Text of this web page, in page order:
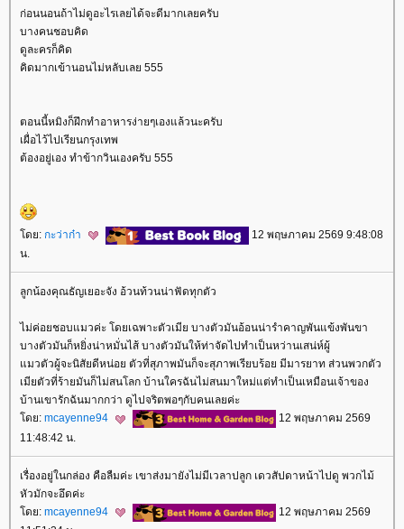
ก่อนนอนถ้าไม่ดูอะไรเลยได้จะดีมากเลยครับ
บางคนชอบคิด
ดูละครก็คิด
คิดมากเข้านอนไม่หลับเลย 555
ตอนนี้หมิงก็ฝึกทำอาหารง่ายๆเองแล้วนะครับ
เผื่อไว้ไปเรียนกรุงเทพ
ต้องอยู่เอง ทำข้ากวินเองครับ 555
ดย: กะว่าก๋า
12 พฤษภาคม 2569 9:48:08
น.
ลูกน้องคุณธัญเยอะจัง อ้วนท้วนน่าฟัดทุกตัว
ไม่ค่อยชอบแมวค่ะ โดยเฉพาะตัวเมีย บางตัวมันอ้อนน่ารำคาญพันแข้งพันขา
บางตัวมันก็หยิ่งน่าหมั่นไส้ บางตัวมันให้ท่าจัดไปทำเป็นหว่านเสน่ห์ผู้
มวตัวผู้จะนิสัยดีหน่อย ตัวที่สุภาพมันก็จะสุภาพเรียบร้อย มีมารยาท ส่วนพวกตัว
เมียตัวที่ร้ายมันก็ไม่สนโลก บ้านใครฉันไม่สนมาใหม่แต่ทำเป็นเหมือนเจ้าของ
บ้านเขารักฉันมากกว่า ดูไปจริตพอๆกับคนเลยค่ะ
ดย: mcayenne94
12 พฤษภาคม 2569
11:48:42 น.
เรื่องอยู่ในกล่อง คือลืมค่ะ เขาส่งมายังไม่มีเวลาปลูก เดวสัปดาหน้าไปดู พวกไม้
หัวมักจะอึดค่ะ
ดย: mcayenne94
12 พฤษภาคม 2569